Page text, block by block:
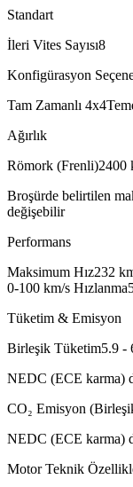
Standart
İleri Vites Sayısı8
Konfigürasyon
Tam Zamanlı 4x4
Ağırlık
Römork (Frenli)2400
Broşürde belirtilen
değişebilir
Performans
Maksimum Hız232
0-100 km/s Hızlanma
Tüketim & Emisyon
Birleşik Tüketim5.9 -
NEDC (ECE karma)
CO₂ Emisyon
NEDC (ECE karma)
Motor Teknik